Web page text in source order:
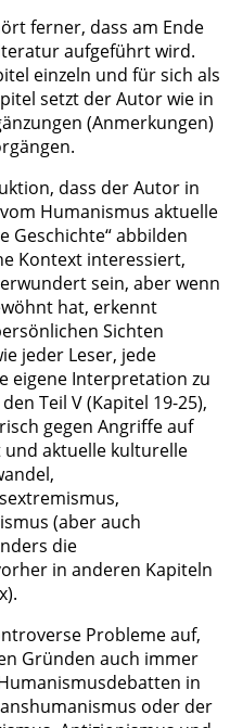
ferner, dass am Ende
aufgeführt wird.
einzeln und für sich als
setzt der Autor wie in
(Anmerkungen)
dass der Autor in
Humanismus aktuelle
Geschichte“ abbilden
Kontext interessiert,
sein, aber wenn
hat, erkennt
Sichten
jeder Leser, jede
eigene Interpretation zu
Teil V (Kapitel 19-25),
gegen Angriffe auf
aktuelle kulturelle
(aber auch
die
in anderen Kapiteln
Probleme auf,
Gründen auch immer
in
oder der